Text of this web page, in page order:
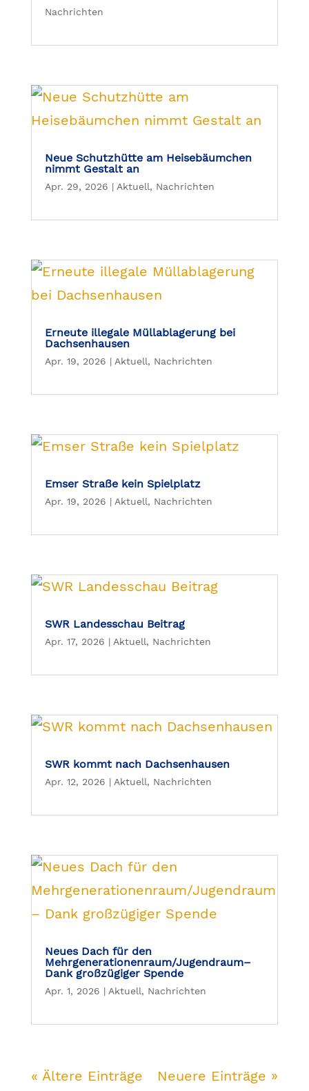
Nachrichten
Neue Schutzhütte am Heisebäumchen
nimmt Gestalt an
Apr. 29, 2026 | Aktuell, Nachrichten
Erneute illegale Müllablagerung bei
Dachsenhausen
Apr. 19, 2026 | Aktuell, Nachrichten
Emser Straße kein Spielplatz
Apr. 19, 2026 | Aktuell, Nachrichten
SWR Landesschau Beitrag
Apr. 17, 2026 | Aktuell, Nachrichten
SWR kommt nach Dachsenhausen
Apr. 12, 2026 | Aktuell, Nachrichten
Neues Dach für den
Mehrgenerationenraum/Jugendraum–
Dank großzügiger Spende
Apr. 1, 2026 | Aktuell, Nachrichten
« Ältere Einträge Neuere Einträge »